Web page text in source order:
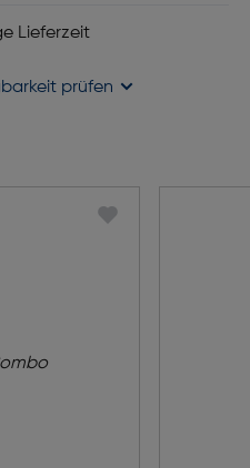
Lieferzeit
prüfen